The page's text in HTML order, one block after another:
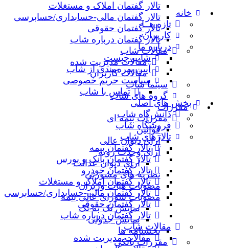
تالار گفتمان املاک و مستغلات
تالار گفتمان مالی-حسابداری/حسابرسی
تالار گفتمان حقوقی
تالار گفتمان درباره شاب
مقالات شاب
مقالات مدیریت شده
مقالات کاربران
سینما شاب
گروه های شاب
مقررات
مقررات بیمه ای
قوانین
آرای دیوان عالی
آرای وحدت رویه
آرای دیوان عدالت
نظریه‌ های مشورتی
مصوبات هیات وزیران
مصوبات شورای عالی بیمه
نمایش تک به تک
نمایش جدولی
بخشنامه ها
مقررات بانکی
خانه
تازه هــا
کاربران
درباره ما
شاب چیست
آیین بهره‌مندی از شاب
سیاست حریم خصوصی
تماس با شاب
بخش های اصلی
دانش‌گاه شاب
فروشگاه شاب
تالارهاي شاب
تالار گفتمان بیمه
تالار گفتمان بانک و بورس
تالار گفتمان خودرو
تالار گفتمان املاک و مستغلات
تالار گفتمان مالی-حسابداری/حسابرسی
تالار گفتمان حقوقی
تالار گفتمان درباره شاب
مقالات شاب
مقالات مدیریت شده